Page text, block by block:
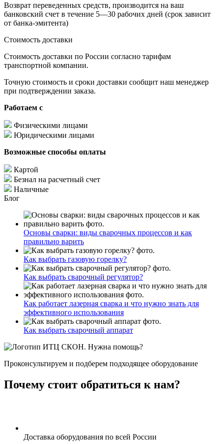
Возврат переведенных средств, производится на ваш
банковский счет в течение 5—30 рабочих дней (срок зависит
от банка-эмитента)
Стоимость доставки
Стоимость доставки по России согласно тарифам
транспортной компании.
Точную стоимость и сроки доставки сообщит наш менеджер
при подтверждении заказа.
Работаем с
Физическими лицами
Юридическими лицами
Возможные способы оплаты
Картой
Безнал на расчетный счет
Наличные
Блог
Основы сварки: виды сварочных процессов и как
правильно варить
Как выбрать газовую горелку?
Как выбрать сварочный регулятор?
Как работает лазерная сварка и что нужно знать для
эффективного использования
Как выбрать сварочный аппарат
Нужна помощь?
Проконсультируем и подберем подходящее оборудование
Почему стоит обратиться к нам?
Доставка оборудования по всей России